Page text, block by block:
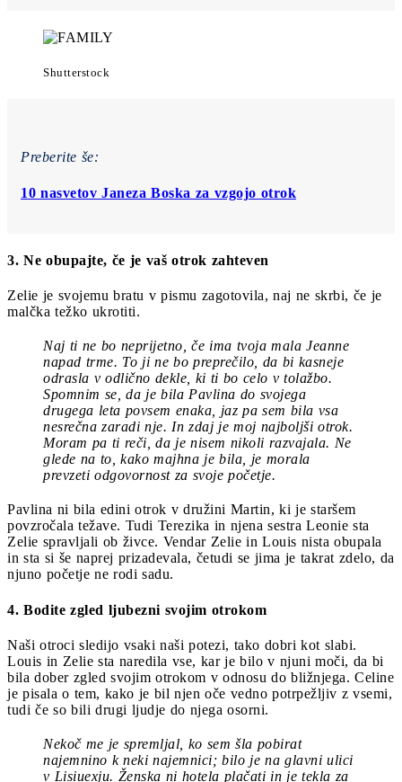
Shutterstock
Preberite še:
10 nasvetov Janeza Boska za vzgojo otrok
3. Ne obupajte, če je vaš otrok zahteven
Zelie je svojemu bratu v pismu zagotovila, naj ne skrbi, če je
malčka težko ukrotiti.
Naj ti ne bo neprijetno, če ima tvoja mala Jeanne
napad trme. To ji ne bo preprečilo, da bi kasneje
odrasla v odlično dekle, ki ti bo celo v tolažbo.
Spomnim se, da je bila Pavlina do svojega
drugega leta povsem enaka, jaz pa sem bila vsa
nesrečna zaradi nje. In zdaj je moj najboljši otrok.
Moram pa ti reči, da je nisem nikoli razvajala. Ne
glede na to, kako majhna je bila, je morala
prevzeti odgovornost za svoje početje.
Pavlina ni bila edini otrok v družini Martin, ki je staršem
povzročala težave. Tudi Terezika in njena sestra Leonie sta
Zelie spravljali ob živce. Vendar Zelie in Louis nista obupala
in sta si še naprej prizadevala, četudi se jima je takrat zdelo, da
njuno početje ne rodi sadu.
4. Bodite zgled ljubezni svojim otrokom
Naši otroci sledijo vsaki naši potezi, tako dobri kot slabi.
Louis in Zelie sta naredila vse, kar je bilo v njuni moči, da bi
bila dober zgled svojim otrokom v odnosu do bližnjega. Celine
je pisala o tem, kako je bil njen oče vedno potrpežljiv z vsemi,
tudi če so bili drugi ljudje do njega osorni.
Nekoč me je spremljal, ko sem šla pobirat
najemnino k neki najemnici; bilo je na glavni ulici
v Lisiuexju. Ženska ni hotela plačati in je tekla za